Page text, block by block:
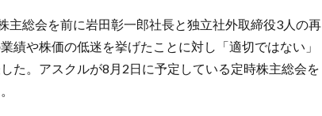
主総会を前に岩田彰一郎社長と独立社外取締役3人の再
績や株価の低迷を挙げたことに対し「適切ではない」
た。アスクルが8月2日に予定している定時株主総会を